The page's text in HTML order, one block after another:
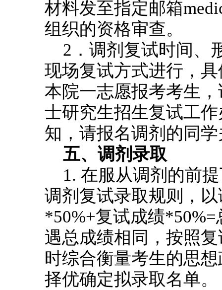
材料发至指定邮箱
组织的资格审查。
2．调剂复试时间、
现场复试方式进行，
本院一志愿报考考生
士研究生招生复试工
知，请报名调剂的同
五、调剂录取
1. 在服从调剂的前
调剂复试录取规则，
*50%+复试成绩
遇总成绩相同，按照
时综合衡量考生的思
择优确定拟录取名单。